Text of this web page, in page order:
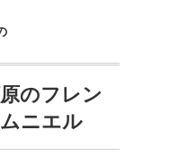
のフレン
ニエル